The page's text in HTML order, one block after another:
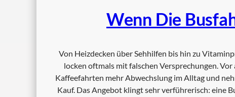
Wenn Die
Von Heizdecken über Sehhilfen bis hin zu
locken oftmals mit falschen Versprechungen.
Kaffeefahrten mehr Abwechslung im Alltag und
Kauf. Das Angebot klingt sehr verführerisch: eine